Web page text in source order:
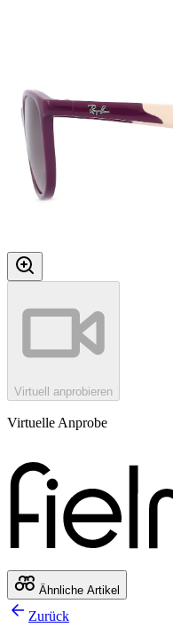
Virtuell anprobieren
Virtuelle Anprobe
Ähnliche Artikel
Zurück